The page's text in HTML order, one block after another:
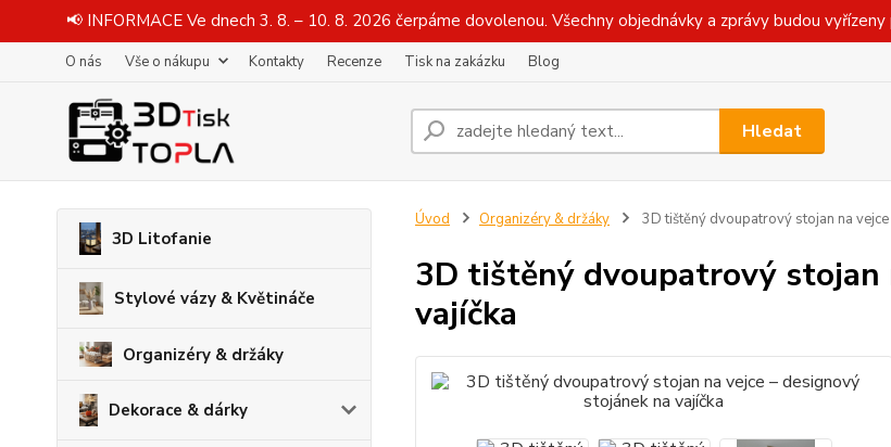
📢 INFORMACE Ve dnech 3. 8. – 10. 8. 2026 čerpáme dovolenou. Všechny objednávky a zprávy budou
O nás Vše o nákupu Kontakty Recenze Tisk na zakázku Blog
Hledat
3D Litofanie
Stylové vázy & Květináče
Organizéry & držáky
Dekorace & dárky
Úvod Organizéry & držáky 3D tištěný dvoupatrový stojan na
3D tištěný dvoupatrový stojan
vajíčka